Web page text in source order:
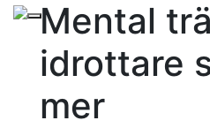
Mental
idrottare
mer